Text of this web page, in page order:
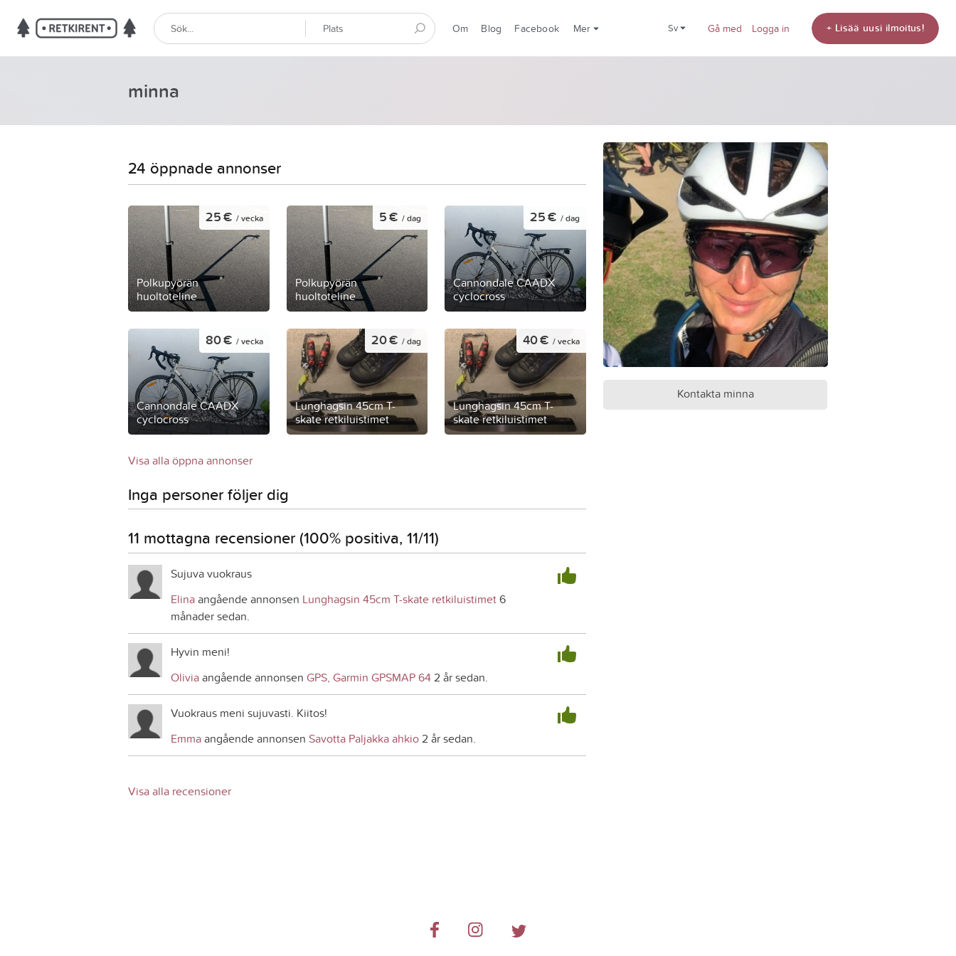
Om Blog Facebook Mer sv Gå med Logga in + Lisää uusi ilmoitus!
minna
24 öppnade annonser
Polkupyörän
huoltoteline
25 € / vecka
Polkupyörän
huoltoteline
5 €/ dag
Cannondale CAADX
cyclocross
25 € / dag
Cannondale CAADX
cyclocross
80 € / vecka
Lunghagsin 45cm T-
skate retkiluistimet
20 €/ dag
Lunghagsin 45cm T-
skate retkiluistimet
40 € / vecka
Visa alla öppna annonser
Inga personer följer dig
11 mottagna recensioner (100% positiva, 11/11)
Sujuva vuokraus
Elinaangående annonsen Lunghagsin 45cm T-skate retkiluistimet6
månader sedan.
Hyvin meni!
Oliviaangående annonsen GPS, Garmin GPSMAP 642 år sedan.
Vuokraus meni sujuvasti. Kiitos!
Emmaangående annonsen Savotta Paljakka ahkio2 år sedan.
Visa alla recensioner
Kontakta minna